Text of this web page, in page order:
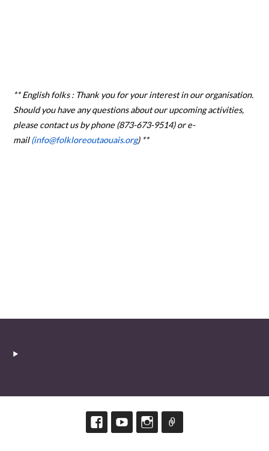
** English folks : Thank you for your interest in our organisation.
Should you have any questions about our upcoming activities,
please contact us by phone (873-673-9514) or e-
mail(info@folkloreoutaouais.org) **